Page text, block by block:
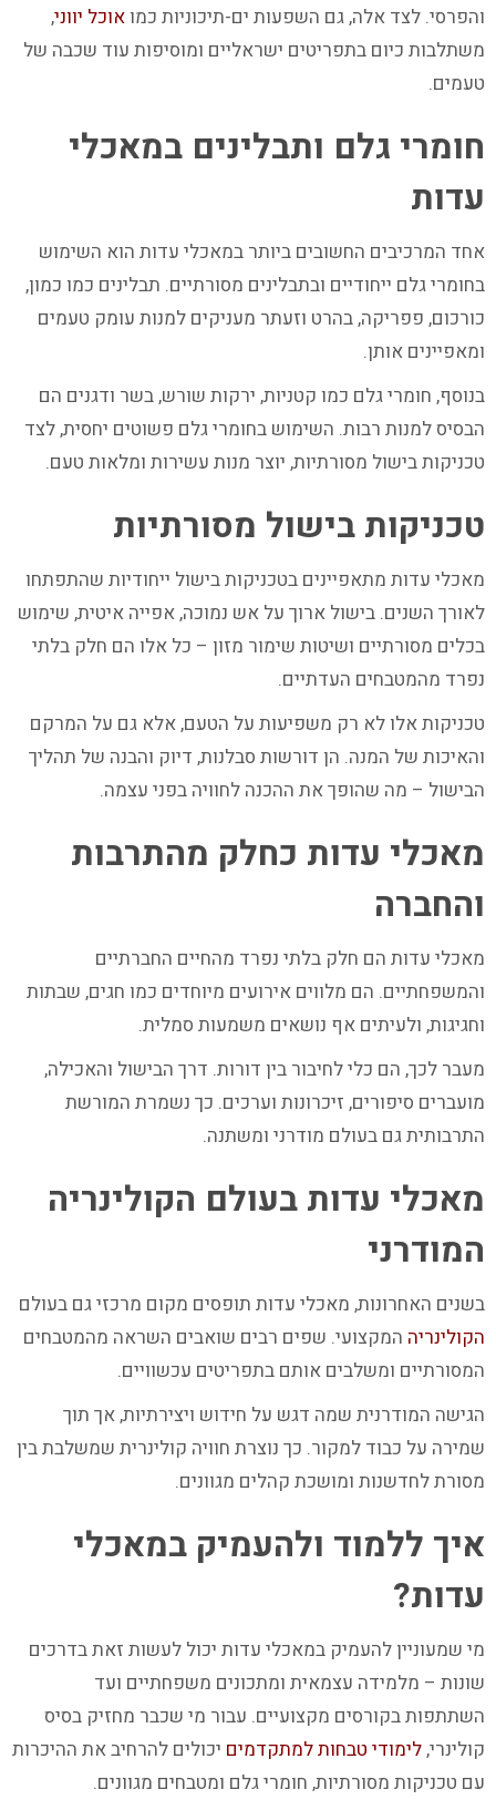
והפרסי. לצד אלה, גם השפעות ים-תיכוניות כמואוכל יווני,
משתלבות כיום בתפריטים ישראליים ומוסיפות עוד שכבה של
טעמים.
חומרי גלם ותבלינים במאכלי
עדות
אחד המרכיבים החשובים ביותר במאכלי עדות הוא השימוש
בחומרי גלם ייחודיים ובתבלינים מסורתיים. תבלינים כמו כמון,
כורכום, פפריקה, בהרט וזעתר מעניקים למנות עומק טעמים
ומאפיינים אותן.
בנוסף, חומרי גלם כמו קטניות, ירקות שורש, בשר ודגנים הם
הבסיס למנות רבות. השימוש בחומרי גלם פשוטים יחסית, לצד
טכניקות בישול מסורתיות, יוצר מנות עשירות ומלאות טעם.
טכניקות בישול מסורתיות
מאכלי עדות מתאפיינים בטכניקות בישול ייחודיות שהתפתחו
לאורך השנים. בישול ארוך על אש נמוכה, אפייה איטית, שימוש
בכלים מסורתיים ושיטות שימור מזון – כל אלו הם חלק בלתי
נפרד מהמטבחים העדתיים.
טכניקות אלו לא רק משפיעות על הטעם, אלא גם על המרקם
והאיכות של המנה. הן דורשות סבלנות, דיוק והבנה של תהליך
הבישול – מה שהופך את ההכנה לחוויה בפני עצמה.
מאכלי עדות כחלק מהתרבות
והחברה
מאכלי עדות הם חלק בלתי נפרד מהחיים החברתיים
והמשפחתיים. הם מלווים אירועים מיוחדים כמו חגים, שבתות
וחגיגות, ולעיתים אף נושאים משמעות סמלית.
מעבר לכך, הם כלי לחיבור בין דורות. דרך הבישול והאכילה,
מועברים סיפורים, זיכרונות וערכים. כך נשמרת המורשת
התרבותית גם בעולם מודרני ומשתנה.
מאכלי עדות בעולם הקולינריה
המודרני
בשנים האחרונות, מאכלי עדות תופסים מקום מרכזי גם בעולם
הקולינריה המקצועי. שפים רבים שואבים השראה מהמטבחים
המסורתיים ומשלבים אותם בתפריטים עכשוויים.
הגישה המודרנית שמה דגש על חידוש ויצירתיות, אך תוך
שמירה על כבוד למקור. כך נוצרת חוויה קולינרית שמשלבת בין
מסורת לחדשנות ומושכת קהלים מגוונים.
איך ללמוד ולהעמיק במאכלי
עדות?
מי שמעוניין להעמיק במאכלי עדות יכול לעשות זאת בדרכים
שונות – מלמידה עצמאית ומתכונים משפחתיים ועד
השתתפות בקורסים מקצועיים. עבור מי שכבר מחזיק בסיס
קולינרי,לימודי טבחות למתקדמים יכולים להרחיב את ההיכרות
עם טכניקות מסורתיות, חומרי גלם ומטבחים מגוונים.